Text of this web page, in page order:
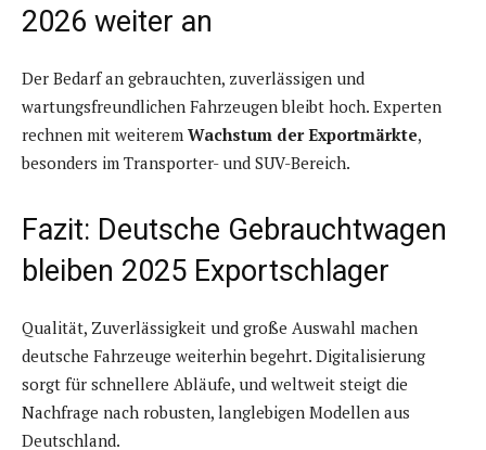
2026 weiter an
Der Bedarf an gebrauchten, zuverlässigen und
wartungsfreundlichen Fahrzeugen bleibt hoch. Experten
rechnen mit weiterem Wachstum der Exportmärkte,
besonders im Transporter- und SUV-Bereich.
Fazit: Deutsche Gebrauchtwagen
bleiben 2025 Exportschlager
Qualität, Zuverlässigkeit und große Auswahl machen
deutsche Fahrzeuge weiterhin begehrt. Digitalisierung
sorgt für schnellere Abläufe, und weltweit steigt die
Nachfrage nach robusten, langlebigen Modellen aus
Deutschland.